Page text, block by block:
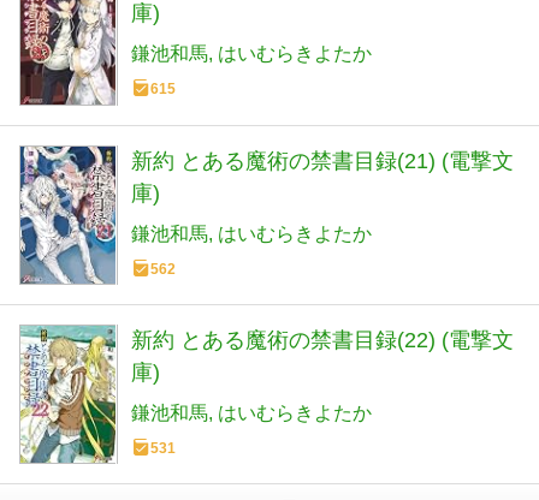
庫)
鎌池和馬 はいむらきよたか
615
新約 とある魔術の禁書目録(21) (電撃文
庫)
鎌池和馬 はいむらきよたか
562
新約 とある魔術の禁書目録(22) (電撃文
庫)
鎌池和馬 はいむらきよたか
531